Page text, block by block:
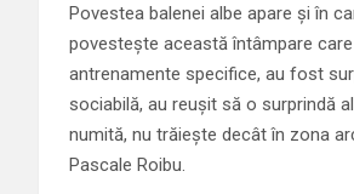
Povestea balenei albe apare şi în
povesteşte această întâmpare
antrenamente specifice, au fost
sociabilă, au reuşit să o surprindă
numită, nu trăieşte decât în zona
Pascale Roibu.